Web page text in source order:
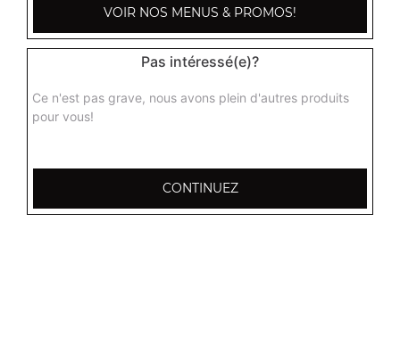
VOIR NOS MENUS & PROMOS!
Pas intéressé(e)?
Ce n'est pas grave, nous avons plein d'autres produits
pour vous!
CONTINUEZ